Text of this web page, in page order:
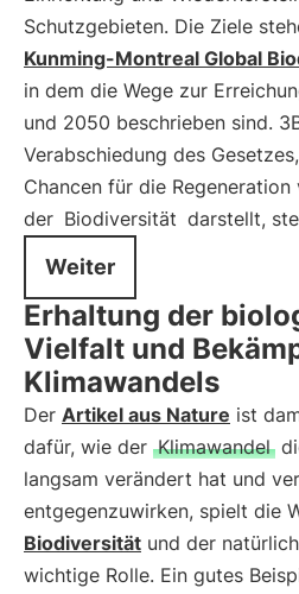
Schutzgebieten. Die Ziele
Kunming-Montreal Global
in dem die Wege zur
und 2050 beschrieben sind.
Verabschiedung des
Chancen für die
der Biodiversität darstellt,
Weiter
Erhaltung der
Vielfalt und
Klimawandels
Der Artikel aus Nature ist
dafür, wie der Klimawandel
langsam verändert hat und
entgegenzuwirken, spielt die
Biodiversität und der
wichtige Rolle. Ein gutes